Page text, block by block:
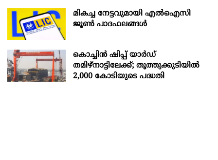
മികച്ച നേട്ടവുമായി എൽഐസി
ജൂൺ പാദഫലങ്ങൾ
കൊച്ചിന്‍ ഷിപ്പ് യാർഡ്
തമിഴ്നാട്ടിലേക്ക്; തൂത്തുക്കുടിയിൽ
2,000 കോടിയുടെ പദ്ധതി